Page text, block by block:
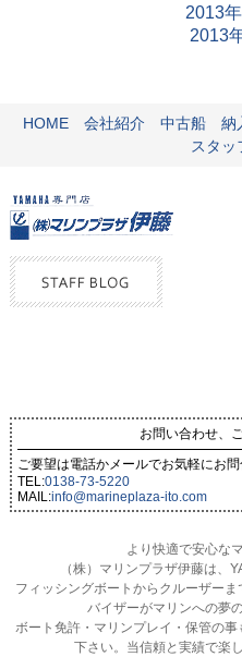
2013
2013
HOME 会社紹介 中古船 納
スタッ
お問い合わせ、
ご要望は電話かメールでお気軽にお
TEL:0138-73-5220
MAIL:info@marineplaza-ito.com
より快適で安心な
（株）マリンプラザ伊藤は、
フィッシングボートからクルーザー
バイザーがマリンへの夢
ボート免許・マリンプレイ・保管の
下さい。当信頼と実績で楽